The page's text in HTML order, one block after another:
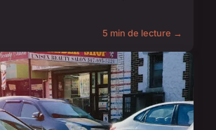
5 min de lecture →